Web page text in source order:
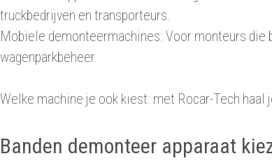
truckbedrijven en transporteurs.
Mobiele demonteermachines: Voor monteurs
wagenparkbeheer.
Welke machine je ook kiest: met Rocar-Tech
Banden demonteer apparaat